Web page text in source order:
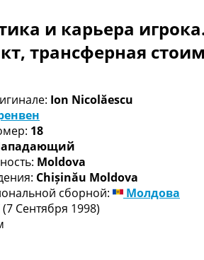
Премьер Лига
Ла Лига
Другие Турниры >>>
групп Чемпионата Мира
Премьер-Лига
Первая Лига
Чемпионов. Таблицы групп
Премьер-Лига
Ла Лига
таблицы >>>
стран УЕФА
и карьера
трансферная
Ion Nicolăescu
18
Moldova
Chișinău Moldova
сборной:
Молдова
(7 Сентября 1998)